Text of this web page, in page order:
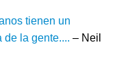
tienen un
de la gente.... – Neil